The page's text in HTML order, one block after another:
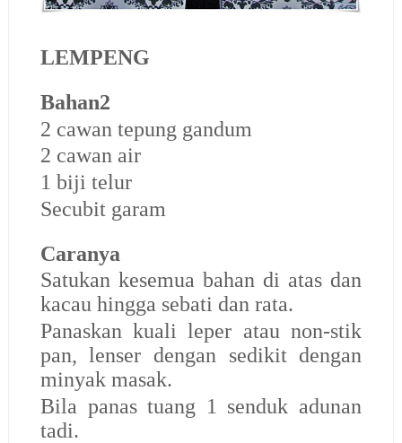
LEMPENG
Bahan2
2 cawan tepung gandum
2 cawan air
1 biji telur
Secubit garam
Caranya
Satukan kesemua bahan di atas dan
kacau hingga sebati dan rata.
Panaskan kuali leper atau non-stik
pan, lenser dengan sedikit dengan
minyak masak.
Bila panas tuang 1 senduk adunan
tadi.